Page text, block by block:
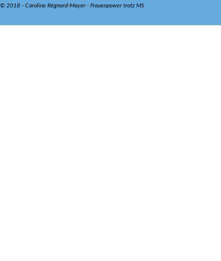
© 2018 - Caroline Régnard-Mayer - Frauenpower trotz MS